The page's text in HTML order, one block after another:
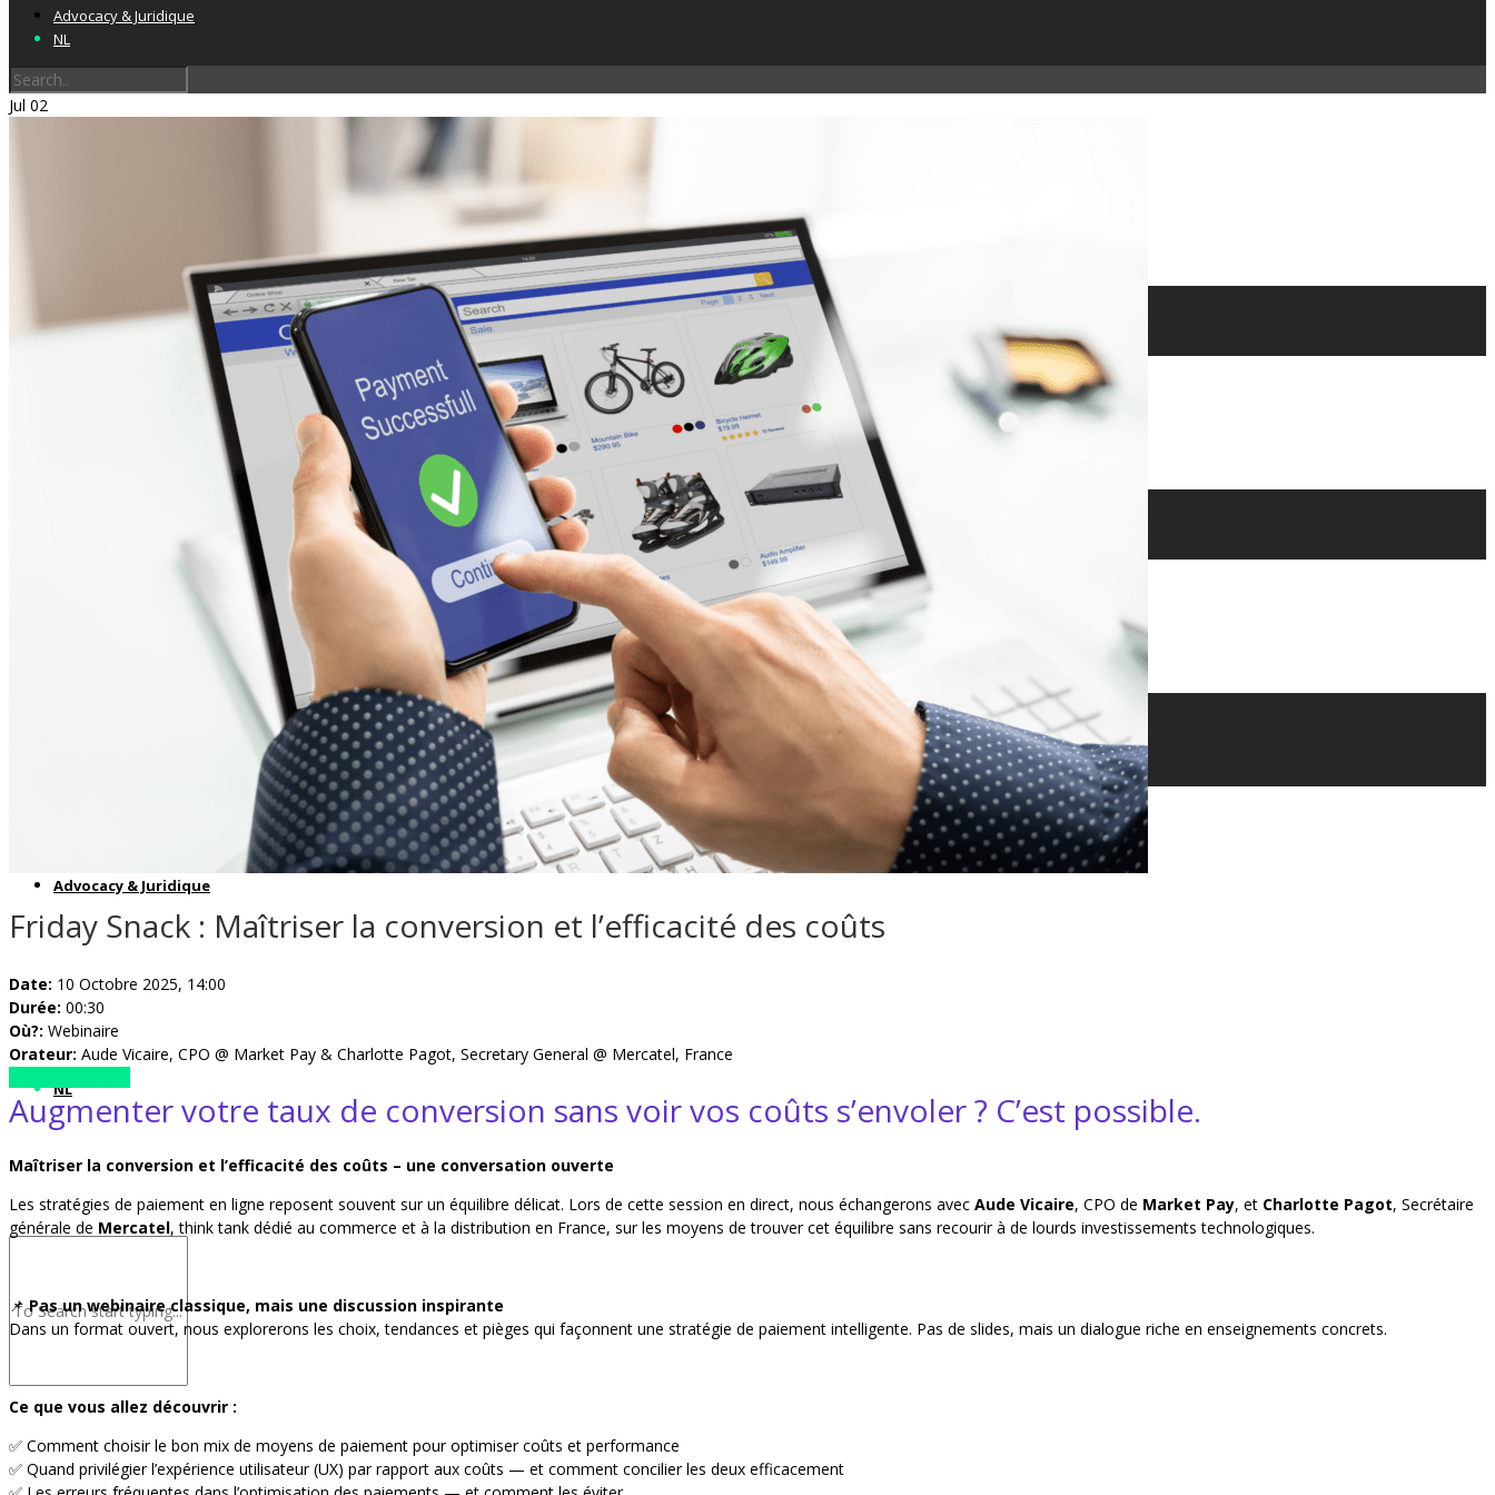
Home
Becom Trustmark
Security Scan
Advocacy & Juridique
NL
Advocacy & Juridique
NL
Jul 02
Friday Snack : Maîtriser la conversion et l’efficacité des coûts
Date: 10 Octobre 2025, 14:00
Durée: 00:30
Où?: Webinaire
Orateur: Aude Vicaire, CPO @ Market Pay & Charlotte Pagot, Secretary General @ Mercatel, France
Augmenter votre taux de conversion sans voir vos coûts s’envoler ? C’est possible.
Maîtriser la conversion et l’efficacité des coûts – une conversation ouverte
Les stratégies de paiement en ligne reposent souvent sur un équilibre délicat. Lors de cette session en direct, nous échangerons avec Aude Vicaire, CPO de Market Pay, et Charlotte Pagot, Secrétaire
générale de Mercatel, think tank dédié au commerce et à la distribution en France, sur les moyens de trouver cet équilibre sans recourir à de lourds investissements technologiques.
📌Pas un webinaire classique, mais une discussion inspirante
Dans un format ouvert, nous explorerons les choix, tendances et pièges qui façonnent une stratégie de paiement intelligente. Pas de slides, mais un dialogue riche en enseignements concrets.
Ce que vous allez découvrir :
✅ Comment choisir le bon mix de moyens de paiement pour optimiser coûts et performance
✅ Quand privilégier l’expérience utilisateur (UX) par rapport aux coûts — et comment concilier les deux efficacement